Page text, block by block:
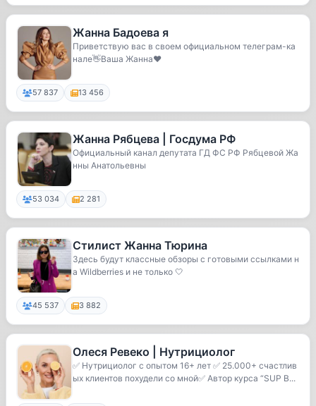
Жанна Бадоева я
Приветствую вас в своем официальном телеграм-ка
нале👋Ваша Жанна❤️
57 837 13 456
Жанна Рябцева | Госдума РФ
Официальный канал депутата ГД ФС РФ Рябцевой Жа
нны Анатольевны
53 034 2 281
Стилист Жанна Тюрина
Здесь будут классные обзоры с готовыми ссылками н
а Wildberries и не только 🤍
45 537 3 882
Олеся Ревеко | Нутрициолог
✅ Нутрициолог с опытом 16+ лет ✅ 25.000+ счастлив
ых клиентов похудели со мной✅ Автор курса “SUP B...